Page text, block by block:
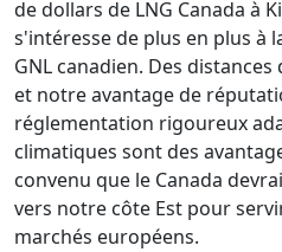
de dollars de LNG Canada à
s'intéresse de plus en plus à
GNL canadien. Des
et notre avantage de
réglementation rigoureux
climatiques sont des
convenu que le Canada
vers notre côte Est pour
marchés européens.